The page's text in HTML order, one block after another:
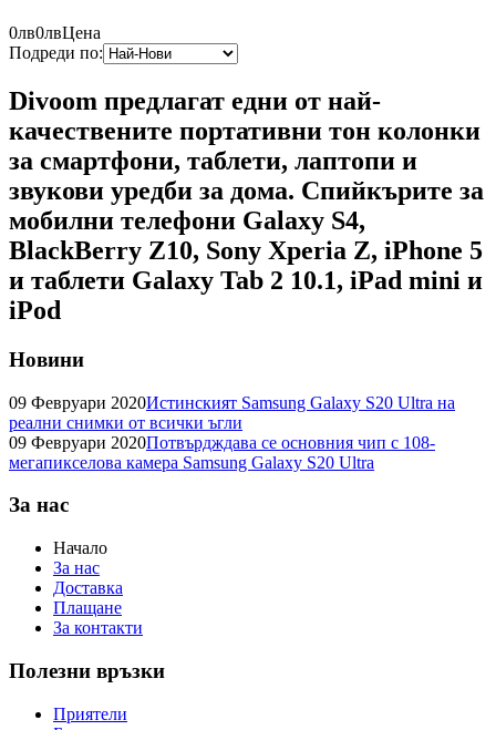
0лв0лвЦена
Подреди по:
Divoom предлагат едни от най-
качествените портативни тон колонки
за смартфони, таблети, лаптопи и
звукови уредби за дома. Спийкърите за
мобилни телефони Galaxy S4,
BlackBerry Z10, Sony Xperia Z, iPhone 5
и таблети Galaxy Tab 2 10.1, iPad mini и
iPod
Новини
09 Февруари 2020Истинският Samsung Galaxy S20 Ultra на
реални снимки от всички ъгли
09 Февруари 2020Потвърдждава се основния чип с 108-
мегапикселова камера Samsung Galaxy S20 Ultra
За нас
Начало
За нас
Доставка
Плащане
За контакти
Полезни връзки
Приятели